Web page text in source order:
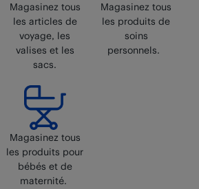
Magasinez tous
les articles de
voyage, les
valises et les
sacs.
Magasinez tous
les produits de
soins
personnels.
Magasinez tous
les produits pour
bébés et de
maternité.